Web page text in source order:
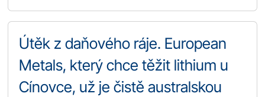
Útěk z daňového ráje. European
Metals, který chce těžit lithium u
Cínovce, už je čistě australskou